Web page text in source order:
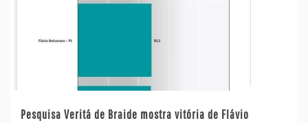
Pesquisa Veritá de Braide mostra vitória de Flávio